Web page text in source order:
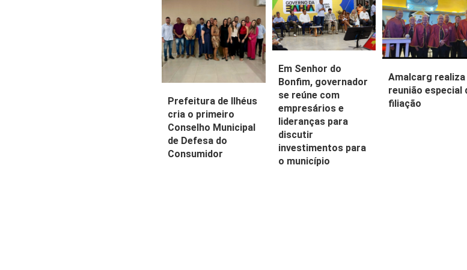
Prefeitura de Ilhéus
cria o primeiro
Conselho Municipal
de Defesa do
Consumidor
Em Senhor do
Bonfim, governador
se reúne com
empresários e
lideranças para
discutir
investimentos para
o município
Amalcarg realiza
reunião especial
filiação